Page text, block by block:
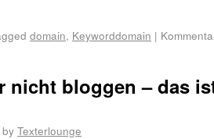
domain, Keyworddomain |
nicht bloggen – das
by Texterlounge